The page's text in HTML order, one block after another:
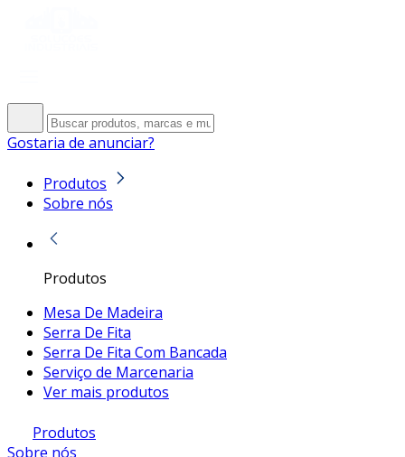
Gostaria de anunciar?
Produtos
Sobre nós
Produtos
Mesa De Madeira
Serra De Fita
Serra De Fita Com Bancada
Serviço de Marcenaria
Ver mais produtos
Produtos
Sobre nós